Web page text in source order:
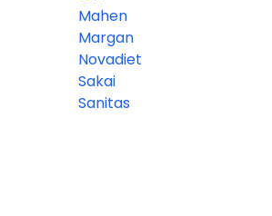
Mahen
Margan
Novadiet
Sakai
Sanitas